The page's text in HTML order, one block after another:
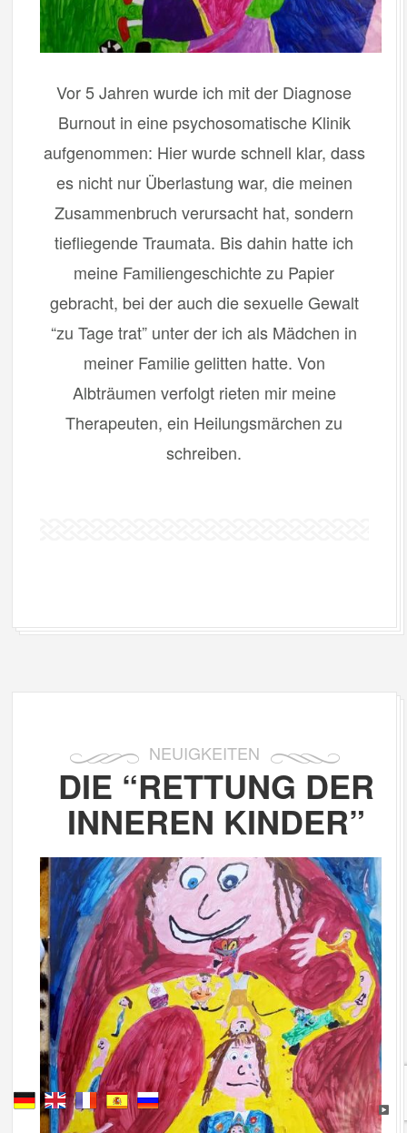
Vor 5 Jahren wurde ich mit der Diagnose
Burnout in eine psychosomatische Klinik
aufgenommen: Hier wurde schnell klar, dass
es nicht nur Überlastung war, die meinen
Zusammenbruch verursacht hat, sondern
tiefliegende Traumata. Bis dahin hatte ich
meine Familiengeschichte zu Papier
gebracht, bei der auch die sexuelle Gewalt
“zu Tage trat” unter der ich als Mädchen in
meiner Familie gelitten hatte. Von
Albträumen verfolgt rieten mir meine
Therapeuten, ein Heilungsmärchen zu
schreiben.
NEUIGKEITEN
DIE “RETTUNG DER
INNEREN KINDER”